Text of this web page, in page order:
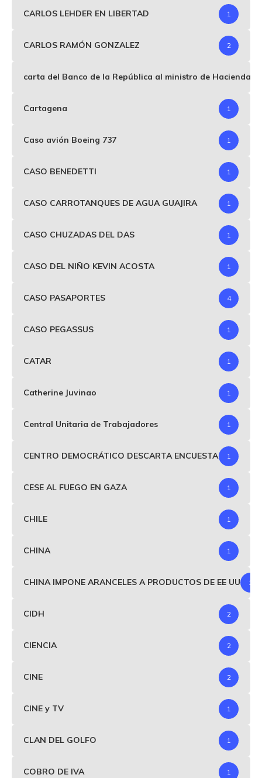
CARLOS LEHDER EN LIBERTAD 1
CARLOS RAMÓN GONZALEZ 2
carta del Banco de la República al ministro de Hacienda
Cartagena 1
Caso avión Boeing 737 1
CASO BENEDETTI 1
CASO CARROTANQUES DE AGUA GUAJIRA 1
CASO CHUZADAS DEL DAS 1
CASO DEL NIÑO KEVIN ACOSTA 1
CASO PASAPORTES 4
CASO PEGASSUS 1
CATAR 1
Catherine Juvinao 1
Central Unitaria de Trabajadores 1
CENTRO DEMOCRÁTICO DESCARTA ENCUESTA 1
CESE AL FUEGO EN GAZA 1
CHILE 1
CHINA 1
CHINA IMPONE ARANCELES A PRODUCTOS DE EE UU 1
CIDH 2
CIENCIA 2
CINE 2
CINE y TV 1
CLAN DEL GOLFO 1
COBRO DE IVA 1